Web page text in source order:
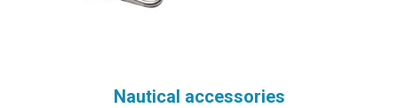
Nautical accessories